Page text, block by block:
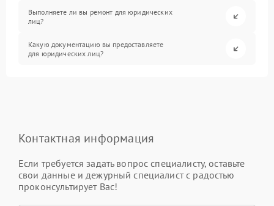
Выполняете ли вы ремонт для юридических
лиц?
Какую документацию вы предоставляете
для юридических лиц?
Контактная информация
Если требуется задать вопрос специалисту, оставьте
свои данные и дежурный специалист с радостью
проконсультирует Вас!